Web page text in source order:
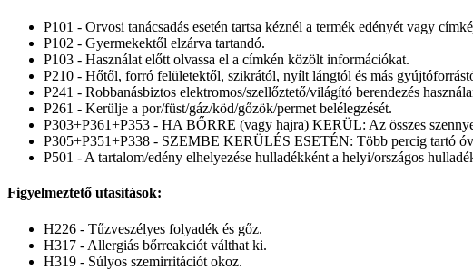
P101 - Orvosi tanácsadás esetén tartsa kéznél a termék edényét vagy
P102 - Gyermekektől elzárva tartandó.
P103 - Használat előtt olvassa el a címkén közölt információkat.
P210 - Hőtől, forró felületektől, szikrától, nyílt lángtól és más
P241 - Robbanásbiztos elektromos/szellőztető/világító berendezés
P261 - Kerülje a por/füst/gáz/köd/gőzök/permet belélegzését.
P303+P361+P353 - HA BŐRRE (vagy hajra) KERÜL: Az összes
P305+P351+P338 - SZEMBE KERÜLÉS ESETÉN: Több percig tartó
P501 - A tartalom/edény elhelyezése hulladékként a helyi/országos
Figyelmeztető utasítások:
H226 - Tűzveszélyes folyadék és gőz.
H317 - Allergiás bőrreakciót válthat ki.
H319 - Súlyos szemirritációt okoz.